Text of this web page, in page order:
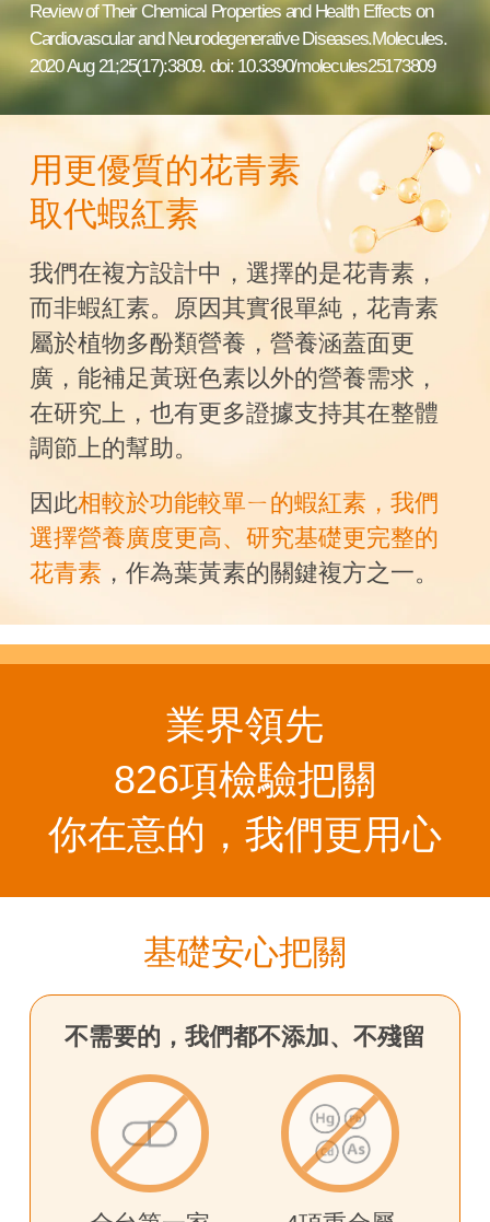
Review of Their Chemical Properties and Health Effects on
Cardiovascular and Neurodegenerative Diseases.Molecules.
2020 Aug 21;25(17):3809. doi: 10.3390/molecules25173809
用更優質的花青素
取代蝦紅素
我們在複方設計中，選擇的是花青素，
而非蝦紅素。原因其實很單純，花青素
屬於植物多酚類營養，營養涵蓋面更
廣，能補足黃斑色素以外的營養需求，
在研究上，也有更多證據支持其在整體
調節上的幫助。
因此相較於功能較單ㄧ的蝦紅素，我們
選擇營養廣度更高、研究基礎更完整的
花青素 ，作為葉黃素的關鍵複方之一。
業界領先
826項檢驗把關
你在意的，我們更用心
基礎安心把關
不需要的，我們都不添加、不殘留